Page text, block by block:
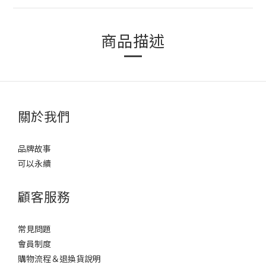
商品描述
關於我們
品牌故事
可以永續
顧客服務
常見問題
會員制度
購物流程＆退換貨說明